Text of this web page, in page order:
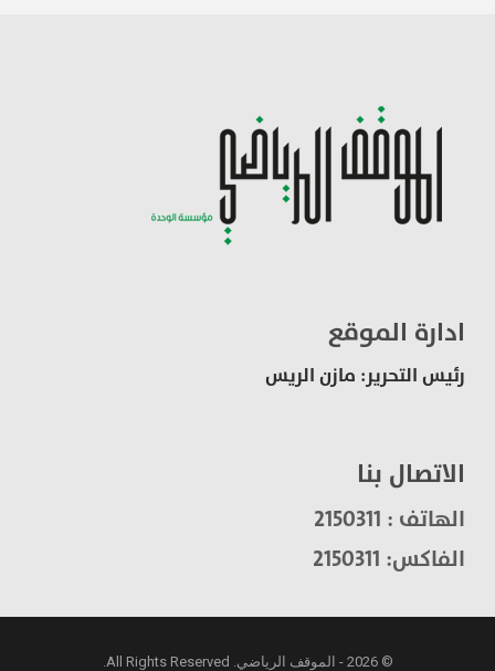
ادارة الموقع
رئيس التحرير: مازن الريس
الاتصال بنا
الهاتف : 2150311
الفاكس: 2150311
© 2026 - الموقف الرياضي. All Rights Reserved.